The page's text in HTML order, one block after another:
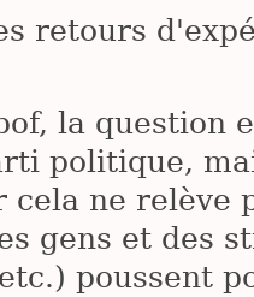
retours
la question
politique,
cela ne relève
gens et des
poussent